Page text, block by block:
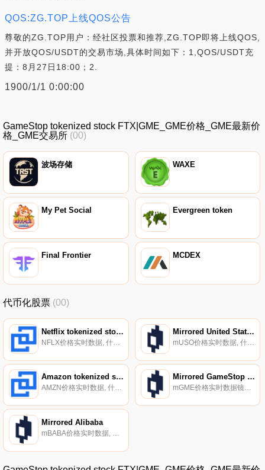
QOS:ZG.TOP上线QOS公告
尊敬的ZG.TOP用户：经社区投票和推荐,ZG.TOP即将上线QOS,
并开放QOS/USDT的交易市场,具体时间如下：1,QOS/USDT充
提：8月27日18:00；2.
1900/1/1 0:00:00
GameStop tokenized stock FTX|GME_GME价格_GME最新价
格_GME交易所 (00)
波场存储 WAXE
My Pet Social Evergreen token
Final Frontier MCDEX
代币化股票 (00)
Netflix tokenized stock Bittrex
NFLX价格实时数据, 什么是代币化股票？代币化股票是代表传统证券的代币化衍生品,尤其是在受监管交易所交易的上市公司的股票。代币化股票的主要好处包括对传统证券的部分所有权、全天候进入市场以及更大的流动性等等.
Mirrored United States Oil Fund
Amazon tokenized stock Bittrex
AMZN价格实时数据, 什么是代币化股票？代币化股票是代表传统证券的代币化衍生品,尤其是在受监管交易所交易的上市公司的股票。代币化股票的主要好处包括对传统证券的部分所有权、全天候进入市场以及更大的流动性等等.
Mirrored GameStop Corp
mGME价格实时数据镜像GameStop（mGME）是一种跟踪GameStop股票价格的合成资产。它可以在镜像协议上铸造,该镜像协议参考由Band Protocol；去中心化的神谕网络。mGME以CW20和ERC20版本存在,可以分别在Terraswap和Uniswap上进行交易.
Mirrored Alibaba
mBABA价格实时数据, 什么是mBABA？Mirrored Alibaba（mBABA）是一种追踪阿里巴巴股票价格的合成资产。它可以在镜像协议上铸造,该镜像协议参考由Band Protocol；去中心化的神谕网络.